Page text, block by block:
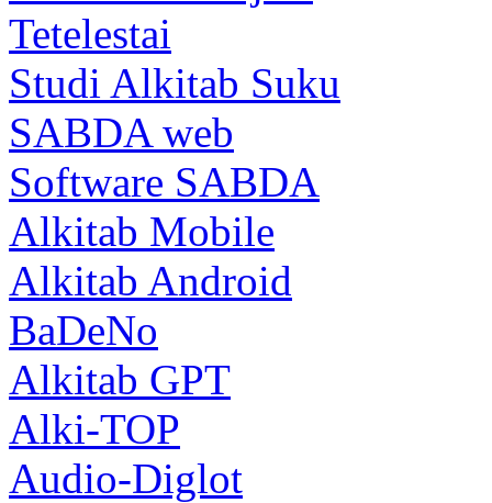
Tetelestai
Studi Alkitab Suku
SABDA web
Software SABDA
Alkitab Mobile
Alkitab Android
BaDeNo
Alkitab GPT
Alki-TOP
Audio-Diglot